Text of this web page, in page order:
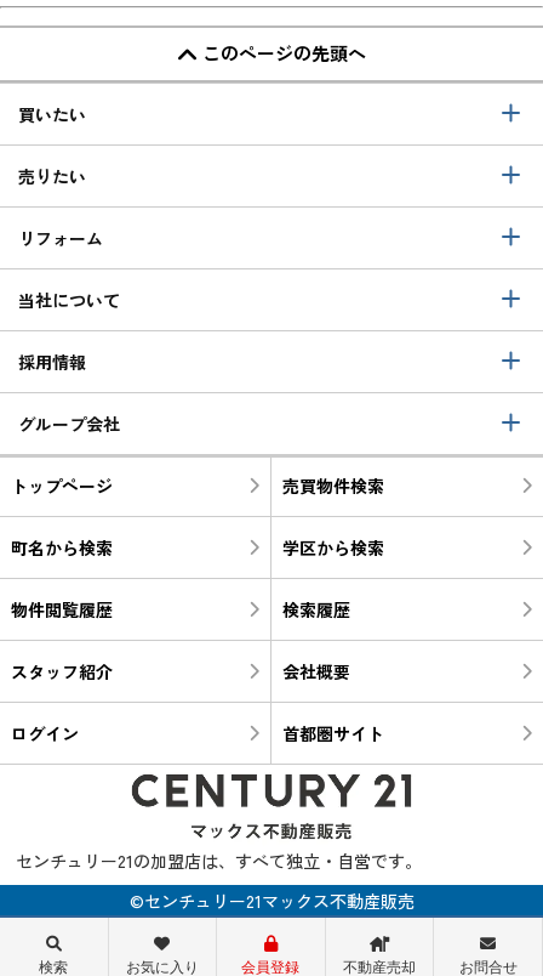
このページの先頭へ
買いたい
売りたい
リフォーム
当社について
採用情報
グループ会社
トップページ 売買物件検索
町名から検索 学区から検索
物件閲覧履歴 検索履歴
スタッフ紹介 会社概要
ログイン 首都圏サイト
センチュリー21の加盟店は、すべて独立・自営です。
©センチュリー21マックス不動産販売
検索 お気に入り 会員登録 不動産売却 お問合せ